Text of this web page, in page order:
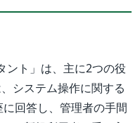
ント」は、主に2つの役
システム操作に関する
回答し、管理者の手間